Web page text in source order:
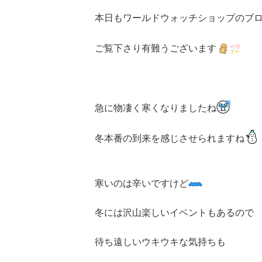
本日もワールドウォッチショップのブ
ご覧下さり有難うございます
急に物凄く寒くなりましたね
冬本番の到来を感じさせられますね
寒いのは辛いですけど
冬には沢山楽しいイベントもあるので
待ち遠しいウキウキな気持ちも